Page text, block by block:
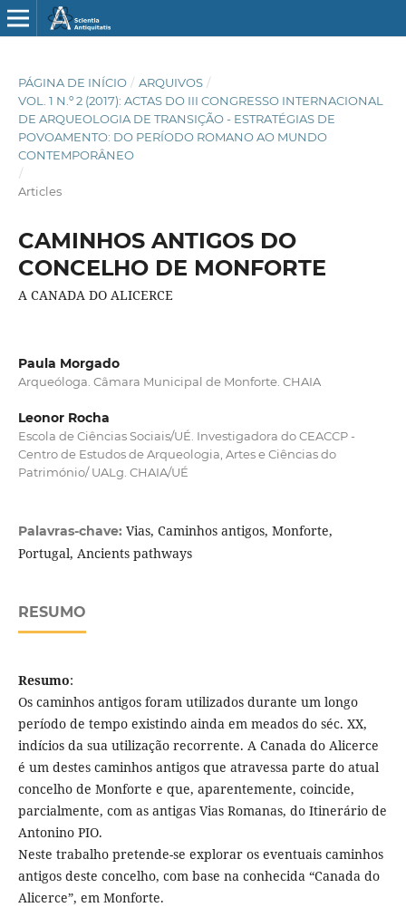
PÁGINA DE INÍCIO / ARQUIVOS /
VOL. 1 N.º 2 (2017): ACTAS DO III CONGRESSO INTERNACIONAL
DE ARQUEOLOGIA DE TRANSIÇÃO - ESTRATÉGIAS DE
POVOAMENTO: DO PERÍODO ROMANO AO MUNDO
CONTEMPORÂNEO
/
Articles
CAMINHOS ANTIGOS DO
CONCELHO DE MONFORTE
A CANADA DO ALICERCE
Paula Morgado
Arqueóloga. Câmara Municipal de Monforte. CHAIA
Leonor Rocha
Escola de Ciências Sociais/UÉ. Investigadora do CEACCP -
Centro de Estudos de Arqueologia, Artes e Ciências do
Património/ UALg. CHAIA/UÉ
Palavras-chave: Vias, Caminhos antigos, Monforte,
Portugal, Ancients pathways
RESUMO
Resumo:
Os caminhos antigos foram utilizados durante um longo
período de tempo existindo ainda em meados do séc. XX,
indícios da sua utilização recorrente. A Canada do Alicerce
é um destes caminhos antigos que atravessa parte do atual
concelho de Monforte e que, aparentemente, coincide,
parcialmente, com as antigas Vias Romanas, do Itinerário de
Antonino PIO.
Neste trabalho pretende-se explorar os eventuais caminhos
antigos deste concelho, com base na conhecida “Canada do
Alicerce”, em Monforte.